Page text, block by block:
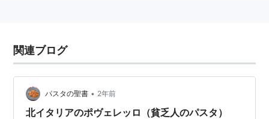
関連ブログ
パスタの聖書 • 2年前
北イタリアのポヴェレッロ（貧乏人のパスタ）